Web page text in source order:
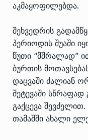
აკმაყოფილებდა.
შეხვედრის
პერიოდის შუაში
წუთი “მშრალად”
ბურთის
დაცვაში ძალიან
შეტევაში
გაქცევა
თამაშში ახალი